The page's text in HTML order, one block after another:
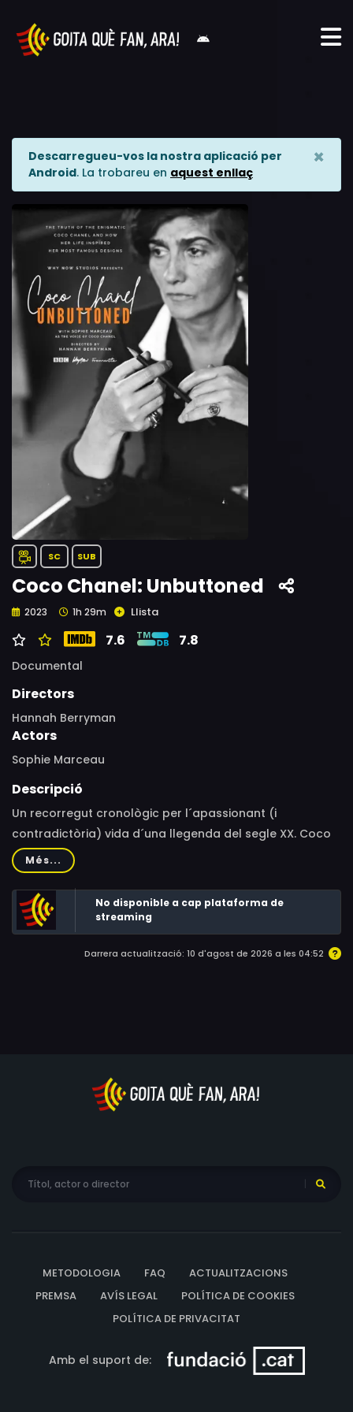
Descarregueu-vos la nostra aplicació per
Android. La trobareu en aquest enllaç
×
SC SUB
Coco Chanel: Unbuttoned
2023 1h 29m Llista
7.6 7.8
Documental
Directors
Hannah Berryman
Actors
Sophie Marceau
Descripció
Un recorregut cronològic per l´apassionant (i
contradictòria) vida d´una llegenda del segle XX. Coco
Chanel es va guanyar el seu lloc a la història de la
moda amb talent, misteri i astúcia. Els seus dissenys i el
seu discurs van canviar la manera de vestir, pensar i
actuar de la dona contemporània, alliberant-la de
convencions i estretors. Gabrielle Chanel va escollir
quina mena de persona volia ser, i va modelar la seva
Més...
No disponible a cap plataforma de
streaming
Darrera actualització: 10 d'agost de 2026 a les 04:52
METODOLOGIA FAQ
ACTUALITZACIONS
PREMSA
AVÍS LEGAL
POLÍTICA DE COOKIES
POLÍTICA DE PRIVACITAT
Amb el suport de: